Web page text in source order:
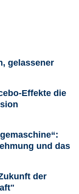
gelassener
Effekte die
und das
der